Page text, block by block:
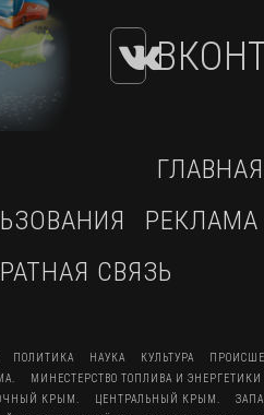
ГЛАВНАЯ
РЕКЛАМА
СВЯЗЬ
ПОЛИТИКА НАУКА КУЛЬТУРА
МИНЕСТЕРСТВО ТОПЛИВА И
КРЫМ. ЦЕНТРАЛЬНЫЙ КРЫМ.